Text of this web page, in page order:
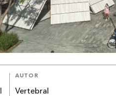
AUTOR
Vertebral